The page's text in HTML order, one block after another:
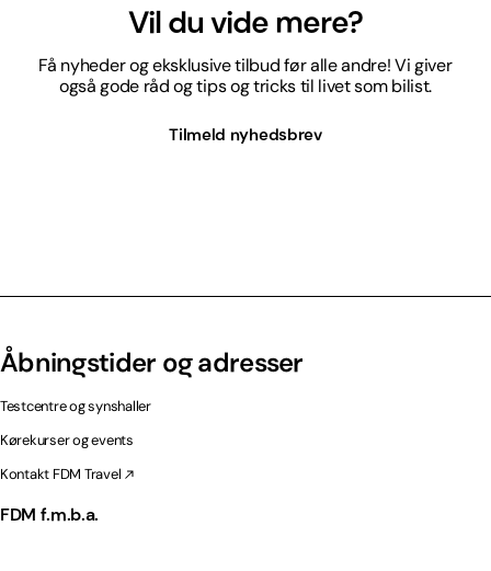
Vil du vide mere?
Få nyheder og eksklusive tilbud før alle andre! Vi giver
også gode råd og tips og tricks til livet som bilist.
Tilmeld nyhedsbrev
Åbningstider og adresser
Testcentre og synshaller
Kørekurser og events
Kontakt FDM Travel
FDM f.m.b.a.